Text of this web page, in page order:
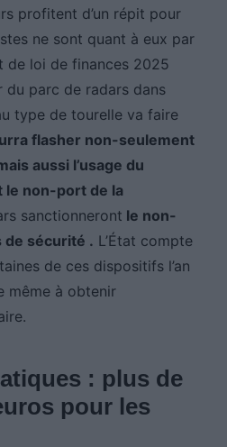
profitent d’un répit pour
ne sont quant à eux par
de loi de finances 2025
du parc de radars dans
type de tourelle va faire
flasher non-seulement
aussi l’usage du
le non-port de la
sanctionneront le non-
de sécurité . L’État compte
de ces dispositifs l’an
même à obtenir
: plus de
pour les